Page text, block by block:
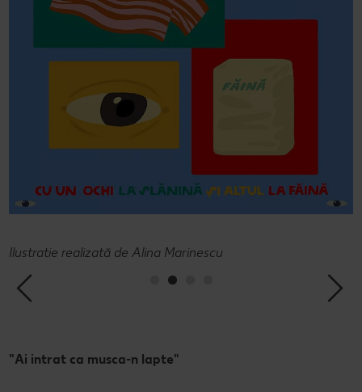
Ilustratie realizată de Alina Marinescu
"Ai intrat ca musca-n lapte"